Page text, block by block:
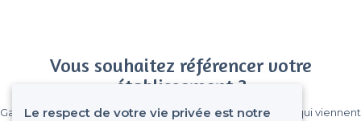
Vous souhaitez référencer votre
établissement ?
Gagnez de nombreux clients parmi le million de visiteurs qui viennent
Le respect de votre vie privée est notre